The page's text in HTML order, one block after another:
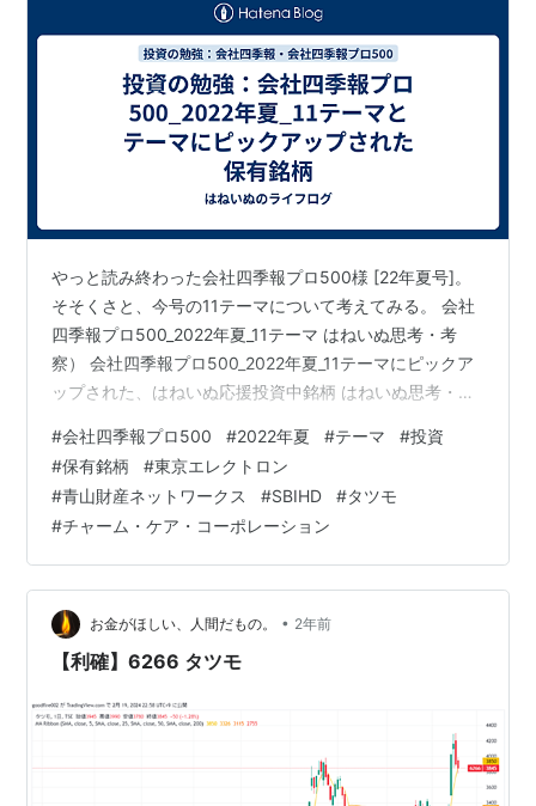
やっと読み終わった会社四季報プロ500様 [22年夏号]。
そそくさと、今号の11テーマについて考えてみる。 会社
四季報プロ500_2022年夏_11テーマ はねいぬ思考・考
察） 会社四季報プロ500_2022年夏_11テーマにピックア
ップされた、はねいぬ応援投資中銘柄 はねいぬ思考・考
高配当 3. 高成長期待 4. グローバル新体制 5. リオープン
6. グリーン 7. 政策・選挙 8. DX&メタバース 9. 社会課題
解決 10. 新技術 11. 大化け期待 引用元：会社四季報プロ
500_2022年夏 はねいぬ思考・…
#会社四季報プロ500 #2022年夏 #テーマ #投資
#保有銘柄 #東京エレクトロン
#青山財産ネットワークス #SBIHD #タツモ
#チャーム・ケア・コーポレーション
お金がほしい、人間だもの。 • 2年前
【利確】6266 タツモ